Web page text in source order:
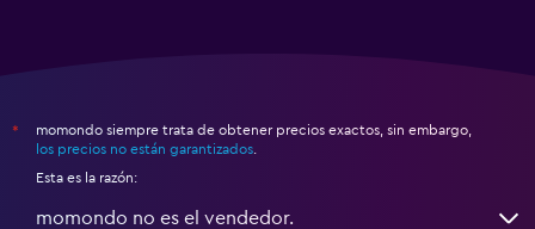
*
momondo siempre trata de obtener precios exactos, sin embargo,
los precios no están garantizados
Esta es la razón:
momondo no es el vendedor.